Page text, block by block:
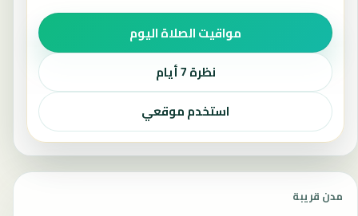
مواقيت الصلاة اليوم
نظرة 7 أيام
استخدم موقعي
مدن قريبة